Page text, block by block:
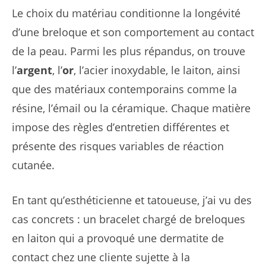
Le choix du matériau conditionne la longévité
d’une breloque et son comportement au contact
de la peau. Parmi les plus répandus, on trouve
l’argent, l’or, l’acier inoxydable, le laiton, ainsi
que des matériaux contemporains comme la
résine, l’émail ou la céramique. Chaque matière
impose des règles d’entretien différentes et
présente des risques variables de réaction
cutanée.
En tant qu’esthéticienne et tatoueuse, j’ai vu des
cas concrets : un bracelet chargé de breloques
en laiton qui a provoqué une dermatite de
contact chez une cliente sujette à la